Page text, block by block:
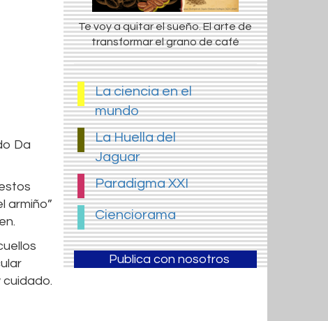
Da
armiño”
Te voy a quitar el sueño. El arte de
transformar el grano de café
La ciencia en el
mundo
La Huella del
Jaguar
Paradigma XXI
Cienciorama
Publica con nosotros